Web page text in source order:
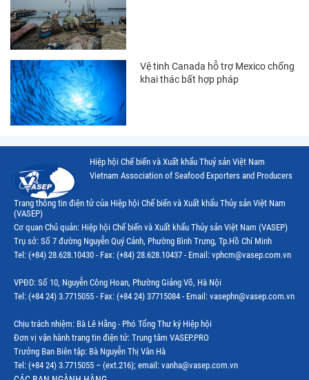
Thị trường Mỹ
Thị trường Nga
Thị trường Hàn Quốc
Thị trường Nhật Bản
Thị trường Thái Lan
Thị trường Philippines
Thị trường Tây Ban Nha
Thị trường thủy sản khác
Thị trường thủy sản thế giới
Vệ tinh Canada hỗ trợ Mexico chống
khai thác bất hợp pháp
Hiệp hội Chế biến và Xuất khẩu Thuỷ sản Việt Nam
Vietnam Association of Seafood Exporters and Producers
Trang thông tin điện tử của Hiệp hội Chế biến và Xuất khẩu Thủy sản Việt Nam
(VASEP)
Cơ quan Chủ quản: Hiệp hội Chế biến và Xuất khẩu Thủy sản Việt Nam (VASEP)
Trụ sở: Số 7 đường Nguyễn Quý Cảnh, Phường Bình Trưng, Tp.Hồ Chí Minh
Tel: (+84) 28.628.10430 - Fax: (+84) 28.628.10437 - Email: vphcm@vasep.com.vn
VPĐD: Số 10, Nguyễn Công Hoan, Phường Giảng Võ, Hà Nội
Tel: (+84 24) 3.7715055 - Fax: (+84 24) 37715084 - Email: vasephn@vasep.com.vn
Chịu trách nhiệm: Bà Lê Hằng - Phó Tổng Thư ký Hiệp hội
Đơn vị vận hành trang tin điện tử: Trung tâm VASEP.PRO
Trưởng Ban Biên tập: Bà Nguyễn Thị Vân Hà
Tel: (+84 24) 3.7715055 – (ext.216); email: vanha@vasep.com.vn